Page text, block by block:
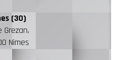
(30)
Grezan,
Nimes